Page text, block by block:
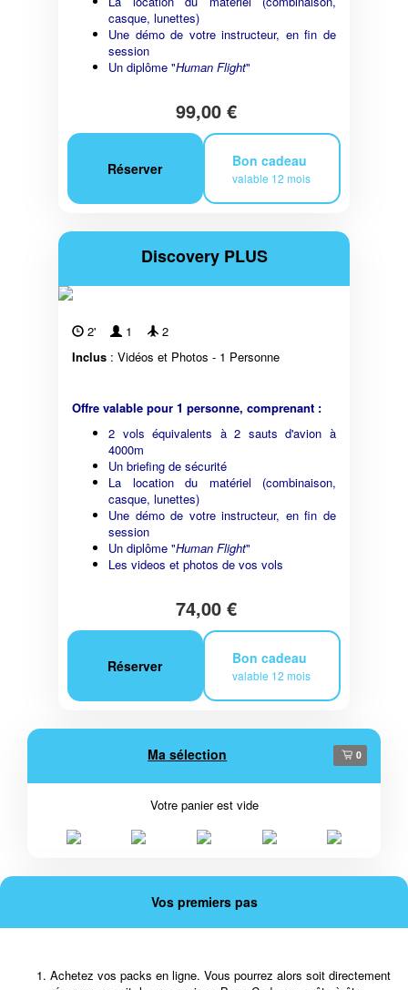
casque, lunettes)
Une démo de votre instructeur, en fin de
session
Un diplôme "Human Flight"
99,00 €
Réserver Bon cadeau
valable 12 mois
Discovery PLUS
2' 1
2
Inclus : Vidéos et Photos - 1 Personne
Offre valable pour 1 personne, comprenant :
2 vols équivalents à 2 sauts d'avion à
4000m
Un briefing de sécurité
La location du matériel (combinaison,
casque, lunettes)
Une démo de votre instructeur, en fin de
session
Un diplôme "Human Flight"
Les videos et photos de vos vols
74,00 €
Réserver Bon cadeau
valable 12 mois
Ma sélection 0
Votre panier est vide
Vos premiers pas
Achetez vos packs en ligne. Vous pourrez alors soit directement